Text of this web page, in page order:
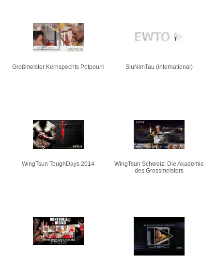
Großmeister Kernspechts Potpourri SiuNimTau (international)
WingTsun ToughDays 2014
WingTsun Schweiz: Die Akademie
des Grossmeisters